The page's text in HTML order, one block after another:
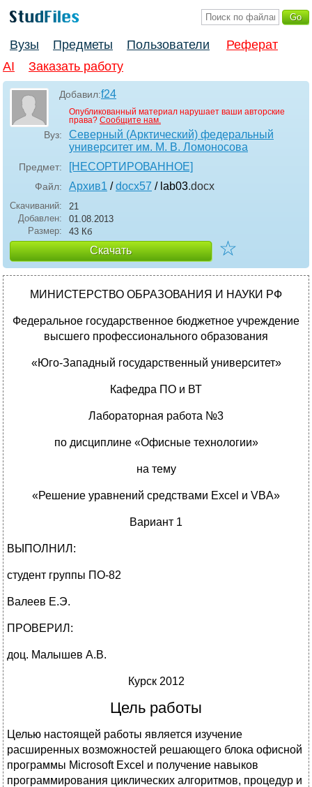
Вузы Предметы Пользователи
Реферат
AI
Заказать работу
Добавил:f24
Опубликованный материал нарушает ваши авторские
права? Сообщите нам.
Вуз:
Северный (Арктический) федеральный
университет им. М. В. Ломоносова
Предмет: [НЕСОРТИРОВАННОЕ]
Файл: Архив1 /docx57 / lab03.docx
Скачиваний:
21
Добавлен:
01.08.2013
Размер:
43 Кб
Скачать ☆
МИНИСТЕРСТВО ОБРАЗОВАНИЯ И НАУКИ РФ
Федеральное государственное бюджетное учреждение
высшего профессионального образования
«Юго-Западный государственный университет»
Кафедра ПО и ВТ
Лабораторная работа №3
по дисциплине «Офисные технологии»
на тему
«Решение уравнений средствами Excel и VBA»
Вариант 1
ВЫПОЛНИЛ:
студент группы ПО-82
Валеев Е.Э.
ПРОВЕРИЛ:
доц. Малышев А.В.
Курск 2012
Цель работы
Целью настоящей работы является изучение
расширенных возможностей решающего блока офисной
программы Microsoft Excel и получение навыков
программирования циклических алгоритмов, процедур и